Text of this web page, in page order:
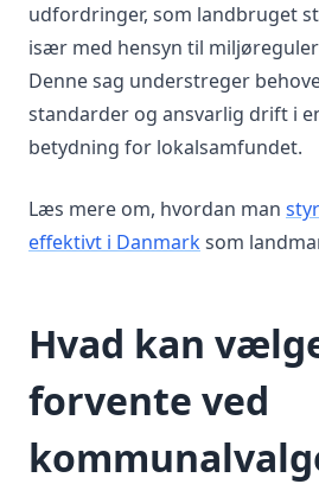
udfordringer, som landbruget
især med hensyn til
Denne sag understreger
standarder og ansvarlig drift i
betydning for lokalsamfundet.
Læs mere om, hvordan man
effektivt i Danmarksom
Hvad kan
forvente ved